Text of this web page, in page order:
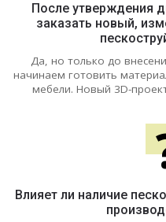
После утверждения
заказать новый,
Да, но только до
начинаем готовить
мебели. Новый 3D-
Влияет ли наличие